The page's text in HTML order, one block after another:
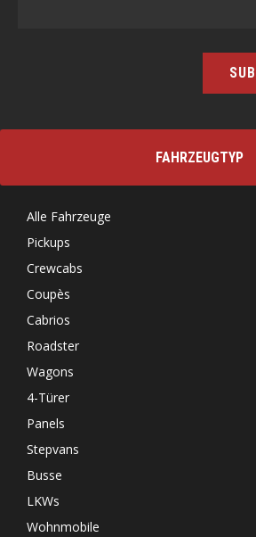
FAHRZEUGTYP
Alle Fahrzeuge
Pickups
Crewcabs
Coupès
Cabrios
Roadster
Wagons
4-Türer
Panels
Stepvans
Busse
LKWs
Wohnmobile